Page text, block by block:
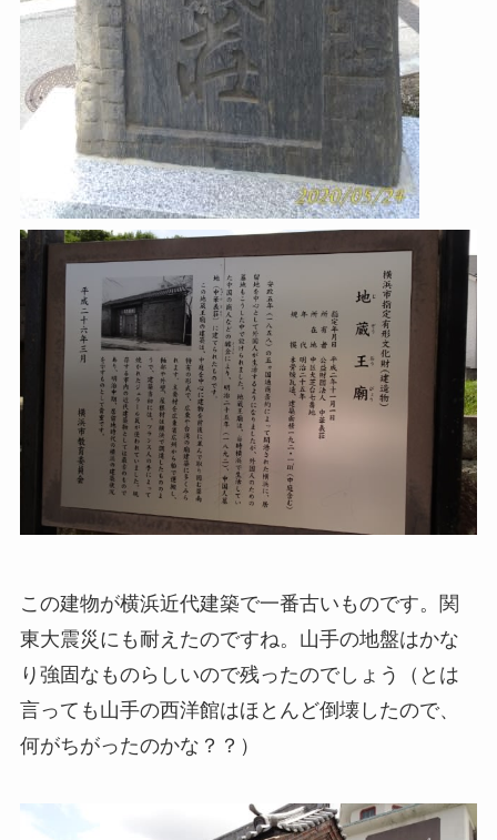
この建物が横浜近代建築で一番古いものです。関
東大震災にも耐えたのですね。山手の地盤はかな
り強固なものらしいので残ったのでしょう（とは
言っても山手の西洋館はほとんど倒壊したので、
何がちがったのかな？？）